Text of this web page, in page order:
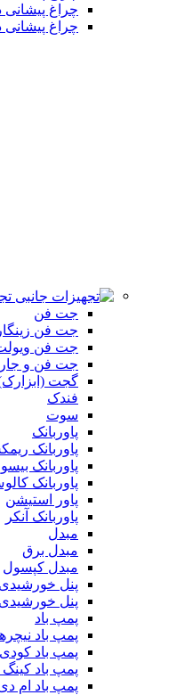
چراغ
چراغ
جت فن
جت فن
جت فن
جت فن و
گجت
فندک
سوت
پاوربانک
پاوربانک
پاوربانک
پاوربانک
پاور استیشن
پاوربانک آنکر
مبدل
مبدل برق
مبدل کپسول
پنل خورشیدی
پنل
پمپ باد
پمپ باد
پمپ باد کودی
پمپ باد
پمپ باد ام